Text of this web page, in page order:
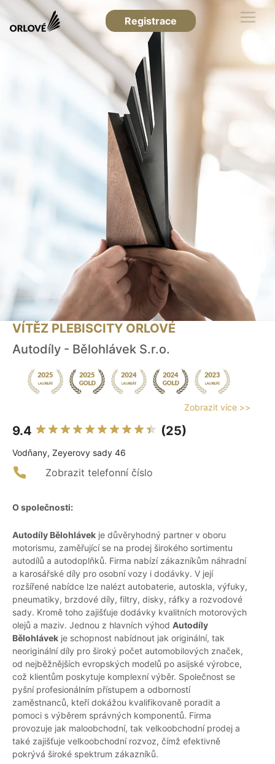
Registrace
VÍTĚZ PLEBISCITY ORLOVÉ
Autodíly - Bělohlávek S.r.o.
Zobrazit více >>
9.4 (25)
Vodňany, Zeyerovy sady 46
Zobrazit telefonní číslo
O společnosti:
Autodíly Bělohlávek je důvěryhodný partner v oboru
motorismu, zaměřující se na prodej širokého sortimentu
autodílů a autodoplňků. Firma nabízí zákazníkům náhradní
a karosářské díly pro osobní vozy i dodávky. V její
rozšířené nabídce lze nalézt autobaterie, autoskla, výfuky,
pneumatiky, brzdové díly, filtry, disky, ráfky a rozvodové
sady. Kromě toho zajišťuje dodávky kvalitních motorových
olejů a maziv. Jednou z hlavních výhod Autodíly
Bělohlávek je schopnost nabídnout jak originální, tak
neoriginální díly pro široký počet automobilových značek,
od nejběžnějších evropských modelů po asijské výrobce,
což klientům poskytuje komplexní výběr. Společnost se
pyšní profesionálním přístupem a odborností
zaměstnanců, kteří dokážou kvalifikovaně poradit a
pomoci s výběrem správných komponentů. Firma
provozuje jak maloobchodní, tak velkoobchodní prodej a
také zajišťuje velkoobchodní rozvoz, čímž efektivně
pokrývá široké spektrum zákazníků.